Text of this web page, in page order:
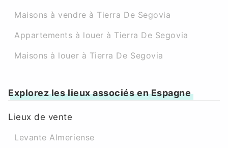
Maisons à vendre à Tierra De Segovia
Appartements à louer à Tierra De Segovia
Maisons à louer à Tierra De Segovia
Explorez les lieux associés en Espagne
Lieux de vente
Levante Almeriense